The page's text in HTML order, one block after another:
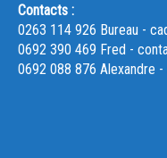
Contacts :
0263 114 926 Bureau -
0692 390 469 Fred -
0692 088 876 Alexandre